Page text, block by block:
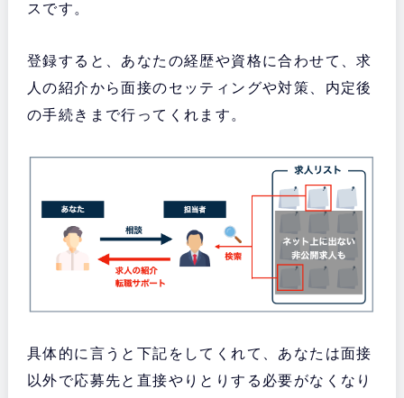
スです。
登録すると、あなたの経歴や資格に合わせて、求
人の紹介から面接のセッティングや対策、内定後
の手続きまで行ってくれます。
具体的に言うと下記をしてくれて、あなたは面接
以外で応募先と直接やりとりする必要がなくなり